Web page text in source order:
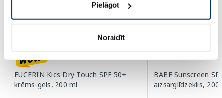
Pielāgot
Noraidīt
EUCERIN Kids Dry Touch SPF 50+
krēms-gels, 200 ml
BABE Sunscreen
aizsarglīdzeklis, 200